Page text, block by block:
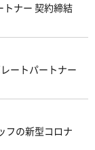
ナー 契約締結
ートパートナー
フの新型コロナ